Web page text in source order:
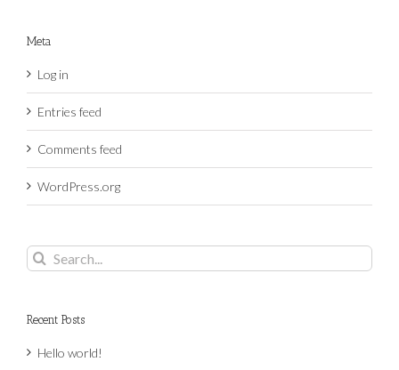
Meta
Log in
Entries feed
Comments feed
WordPress.org
Search
for:
Recent Posts
Hello world!